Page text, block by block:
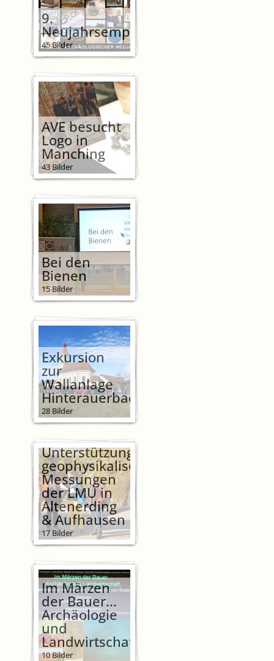
9.
Neujahrsempfang
45 Bilder
AVE besucht
Logo in
Manching
43 Bilder
Bei den
Bienen
15 Bilder
Exkursion
zur
Wallanlage
Hinterauerbach
28 Bilder
AVE-
Unterstützung
geophysikalische
Messungen
der LMU in
Altenerding
& Aufhausen
17 Bilder
Im Märzen
der Bauer...
Archäologie
und
Landwirtschaft
10 Bilder